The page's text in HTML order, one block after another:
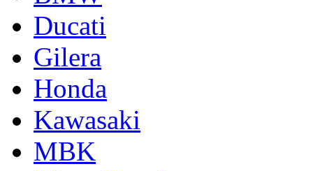
Ducati
Gilera
Honda
Kawasaki
MBK